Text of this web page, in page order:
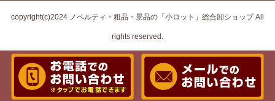
copyright(c)2024 ノベルティ・粗品・景品の「小ロット」総合卸ショップ All
rights reserved.